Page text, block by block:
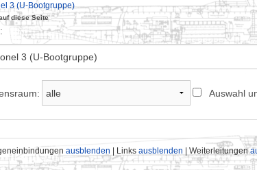
3 (U-Bootgruppe)
diese Seite
Auswahl
ausblenden | Links ausblenden | Weiterleitungen